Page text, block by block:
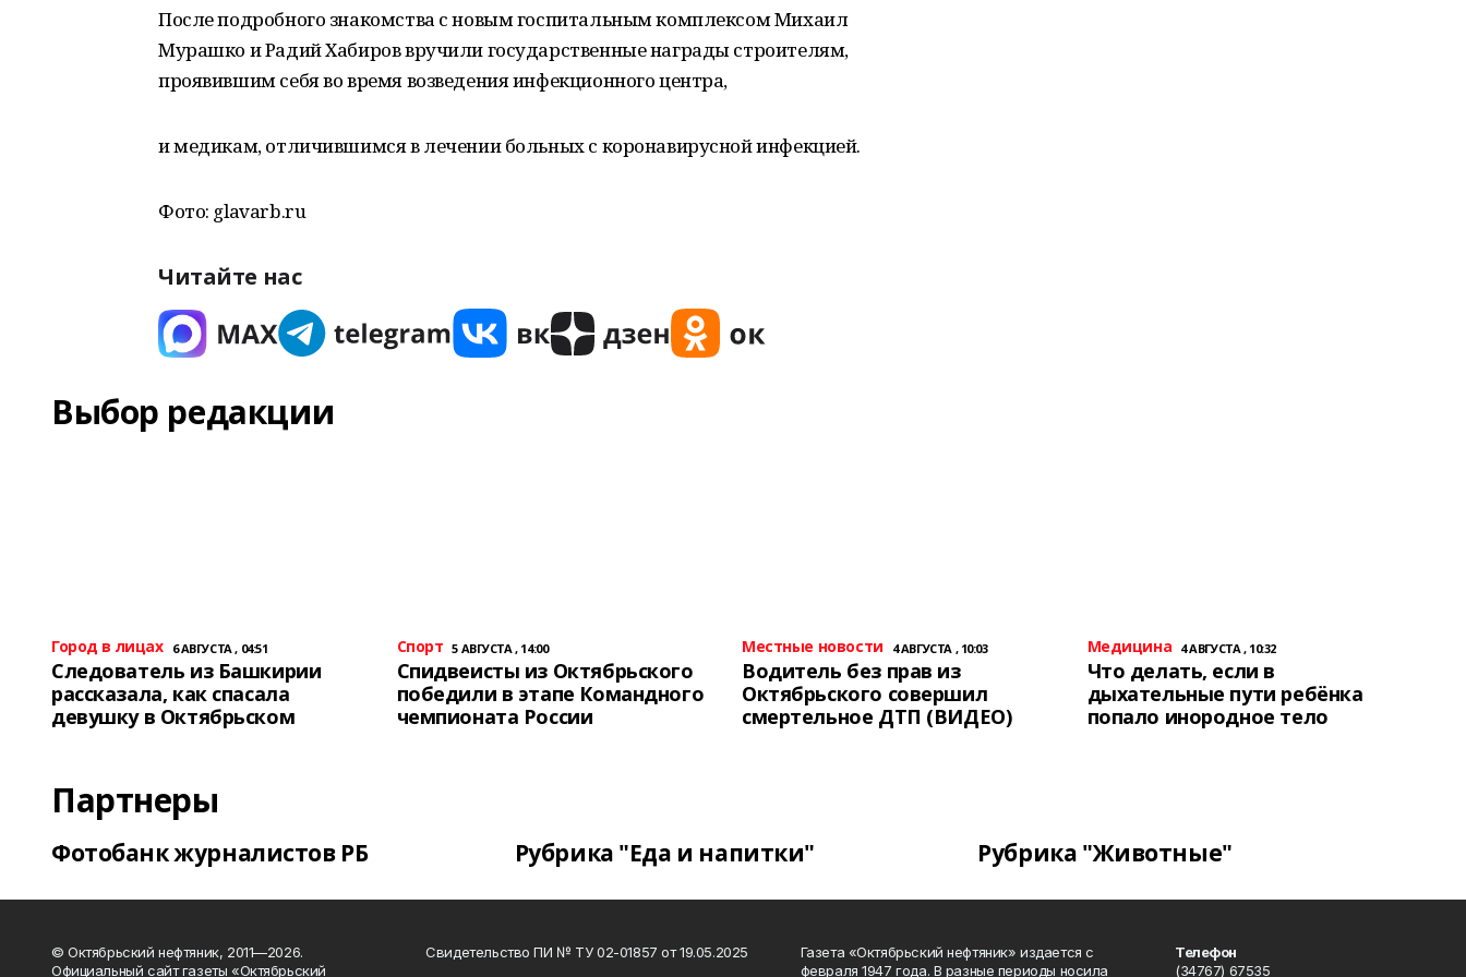
После подробного знакомства с новым госпитальным комплексом Михаил
Мурашко и Радий Хабиров вручили государственные награды строителям,
проявившим себя во время возведения инфекционного центра,
и медикам, отличившимся в лечении больных с коронавирусной инфекцией.
Фото: glavarb.ru
Читайте нас
Выбор редакции
Город в лицах 6 АВГУСТА , 04:51
Следователь из Башкирии
рассказала, как спасала
девушку в Октябрьском
Спорт 5 АВГУСТА , 14:00
Спидвеисты из Октябрьского
победили в этапе Командного
чемпионата России
Местные новости 4 АВГУСТА , 10:03
Водитель без прав из
Октябрьского совершил
смертельное ДТП (ВИДЕО)
Медицина 4 АВГУСТА , 10:32
Что делать, если в
дыхательные пути ребёнка
попало инородное тело
Партнеры
Фотобанк журналистов РБ Рубрика "Еда и напитки" Рубрика "Животные"
© Октябрьский нефтяник, 2011—2026.
Официальный сайт газеты «Октябрьский
Свидетельство ПИ № ТУ 02-01857 от 19.05.2025
Газета «Октябрьский нефтяник» издается с
февраля 1947 года. В разные периоды носила
Телефон
(34767) 67535